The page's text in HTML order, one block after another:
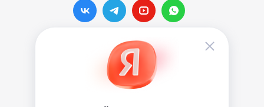
Наши контакты
info@vinylmarkt.ru